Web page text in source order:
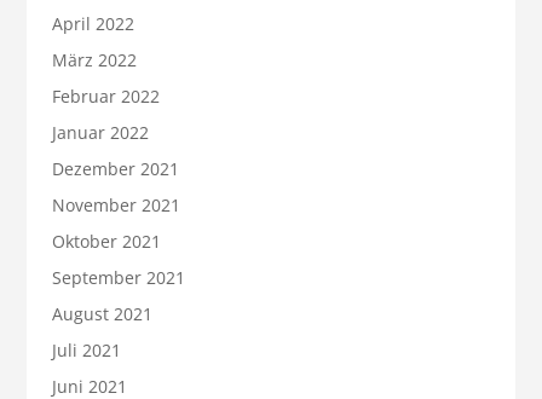
April 2022
März 2022
Februar 2022
Januar 2022
Dezember 2021
November 2021
Oktober 2021
September 2021
August 2021
Juli 2021
Juni 2021